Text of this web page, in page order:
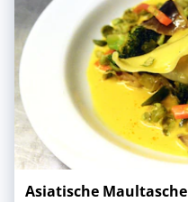
Asiatische Maultasche